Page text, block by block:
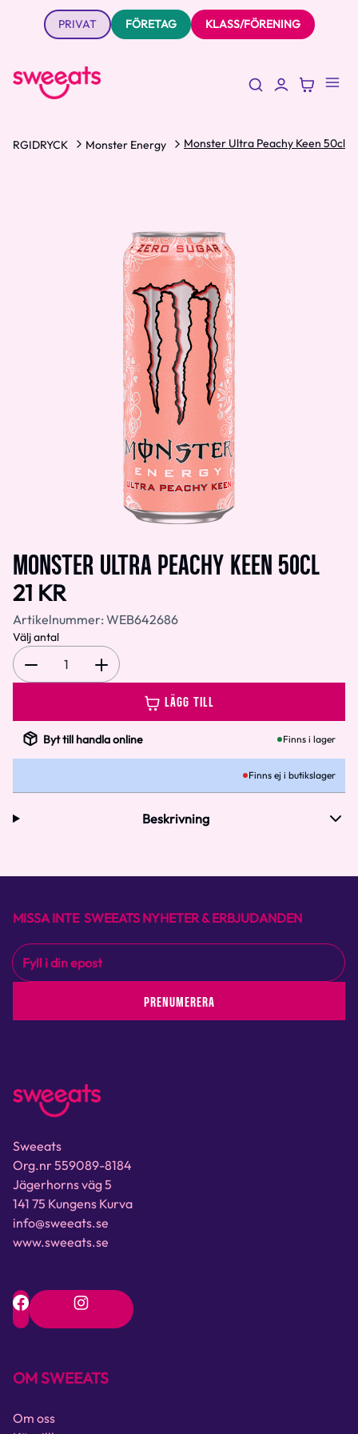
PRIVAT FÖRETAG KLASS/FÖRENING
Monster Energy Monster Ultra Peachy Keen 50cl
MONSTER ULTRA PEACHY KEEN 50CL
21 KR
Artikelnummer: WEB642686
Välj antal
1
LÄGG TILL
Byt till handla online Finns i lager
Finns ej i butikslager
Beskrivning
MISSA INTE SWEEATS NYHETER & ERBJUDANDEN
PRENUMERERA
Sweeats
Org.nr 559089-8184
Jägerhorns väg 5
141 75 Kungens Kurva
info@sweeats.se
www.sweeats.se
OM SWEEATS
Om oss